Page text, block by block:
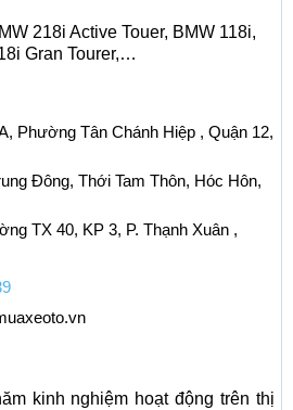
218i Active Touer, BMW 118i,
Gran Tourer,…
Phường Tân Chánh Hiệp , Quận 12,
Đông, Thới Tam Thôn, Hóc Hôn,
TX 40, KP 3, P. Thạnh Xuân ,
kinh nghiệm hoạt động trên thị